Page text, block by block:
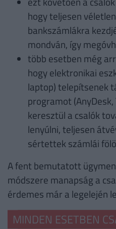
hogy teljesen
bankszámlákra
mondván, így
több esetben még
hogy elektronikai
laptop) telepítsenek
programot
keresztül a csalók
lenyúlni, teljesen
sértettek számlái
A fent bemutatott
módszere manapság a
érdemes már a legelején
MINDEN ESETBEN